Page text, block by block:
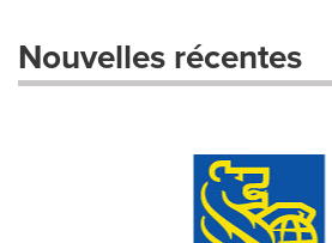
dropdown
will
Nouvelles récentes